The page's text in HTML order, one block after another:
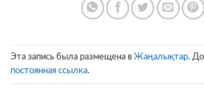
Эта запись была размещена в Жаңалықтар.
постоянная ссылка.